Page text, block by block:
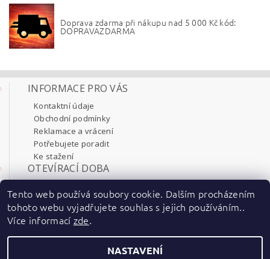
Doprava zdarma při nákupu nad 5 000 Kč kód:
DOPRAVAZDARMA
INFORMACE PRO VÁS
Kontaktní údaje
Obchodní podmínky
Reklamace a vrácení
Potřebujete poradit
Ke stažení
OTEVÍRACÍ DOBA
Úterý 8:00 - 17:30
Středa 8:00 - 17:30
Čtvrtek 8:00 - 17:30
Pátek 8:00 - 17:30
Tento web používá soubory cookie. Dalším procházením
tohoto webu vyjadřujete souhlas s jejich používáním..
Více informací zde.
NASTAVENÍ